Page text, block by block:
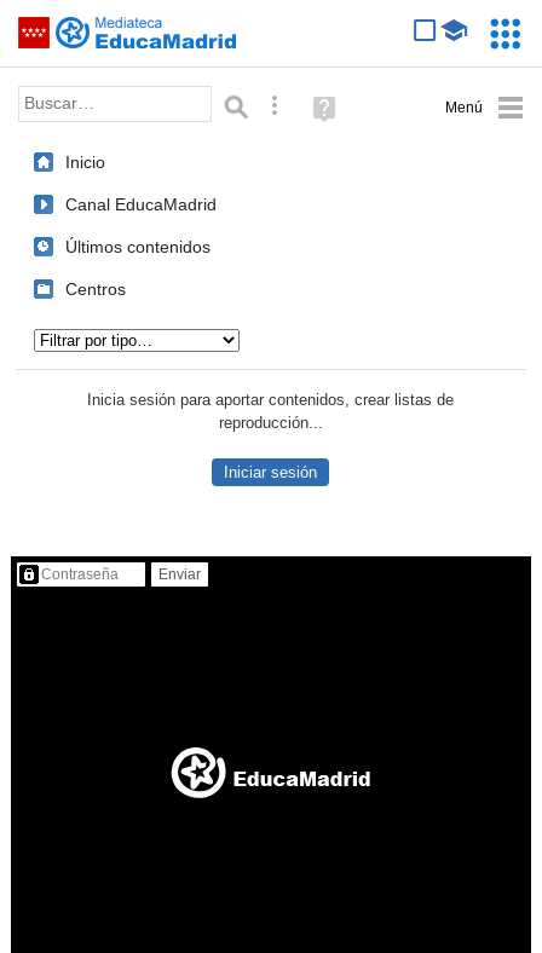
Saltar navegación
Palabra o frase: Búsqueda avanzada
Ayuda
(en
Inicio
Canal EducaMadrid
Últimos contenidos
Centros
Inicia sesión para aportar contenidos, crear listas de
reproducción...
Iniciar sesión
Contenido protegido…